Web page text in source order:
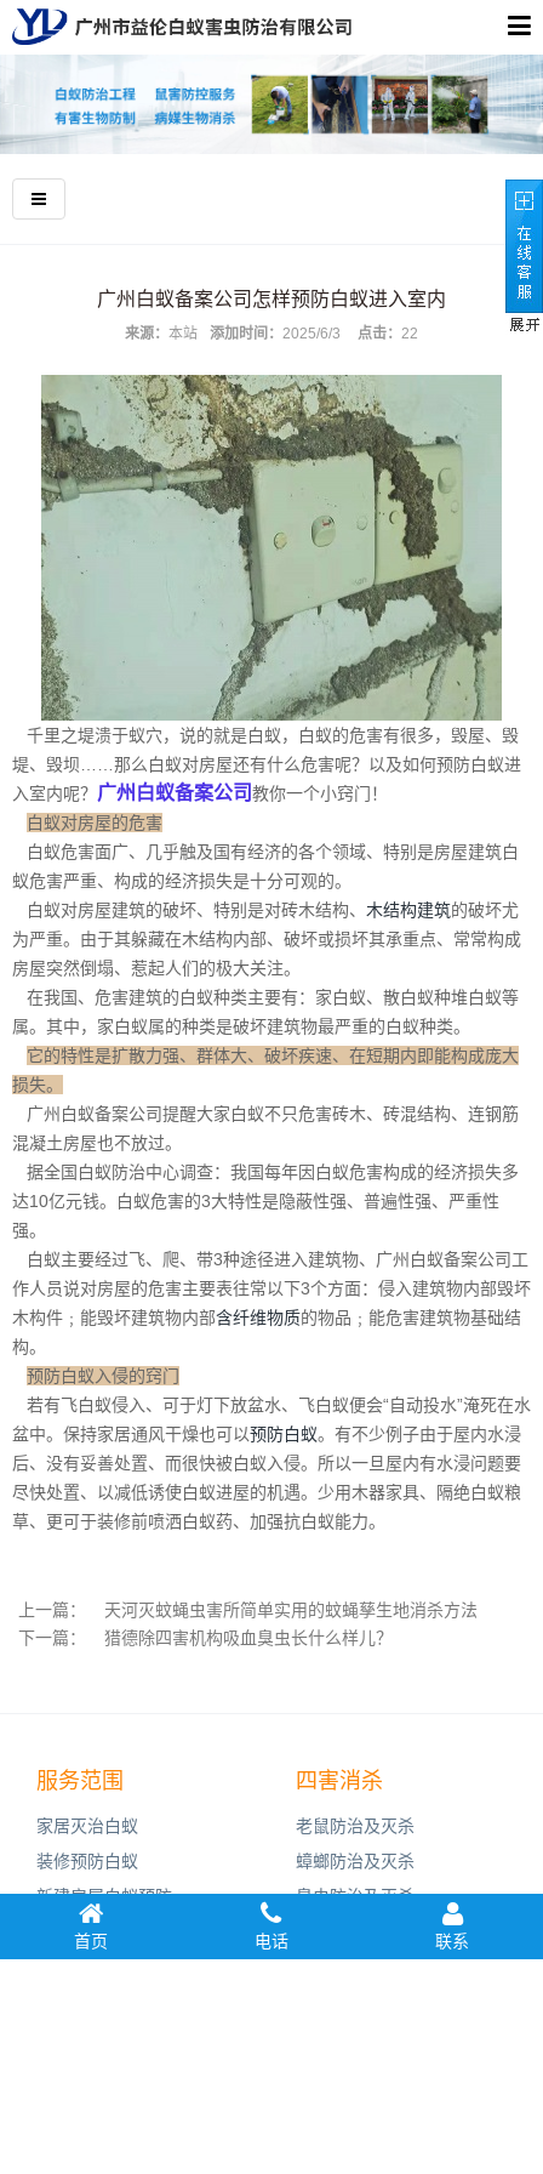
广州白蚁备案公司怎样预防白蚁进入室内
来源： 本站 添加时间： 2025/6/3 点击： 22
千里之堤溃于蚁穴，说的就是白蚁，白蚁的危害有很多，毁屋、毁
堤、毁坝……那么白蚁对房屋还有什么危害呢？以及如何预防白蚁进
入室内呢？ 广州白蚁备案公司教你一个小窍门！
白蚁对房屋的危害
白蚁危害面广、几乎触及国有经济的各个领域、特别是房屋建筑白
蚁危害严重、构成的经济损失是十分可观的。
白蚁对房屋建筑的破坏、特别是对砖木结构、 木结构建筑的破坏尤
为严重。由于其躲藏在木结构内部、破坏或损坏其承重点、常常构成
房屋突然倒塌、惹起人们的极大关注。
在我国、危害建筑的白蚁种类主要有：家白蚁、散白蚁种堆白蚁等
属。其中，家白蚁属的种类是破坏建筑物最严重的白蚁种类。
它的特性是扩散力强、群体大、破坏疾速、在短期内即能构成庞大
损失。
广州白蚁备案公司提醒大家白蚁不只危害砖木、砖混结构、连钢筋
混凝土房屋也不放过。
据全国白蚁防治中心调查：我国每年因白蚁危害构成的经济损失多
达10亿元钱。白蚁危害的3大特性是隐蔽性强、普遍性强、严重性
强。
白蚁主要经过飞、爬、带3种途径进入建筑物、广州白蚁备案公司工
作人员说对房屋的危害主要表往常以下3个方面：侵入建筑物内部毁坏
木构件﹔能毁坏建筑物内部含纤维物质的物品﹔能危害建筑物基础结
构。
预防白蚁入侵的窍门
若有飞白蚁侵入、可于灯下放盆水、飞白蚁便会“自动投水”淹死在水
盆中。保持家居通风干燥也可以预防白蚁。有不少例子由于屋内水浸
后、没有妥善处置、而很快被白蚁入侵。所以一旦屋内有水浸问题要
尽快处置、以减低诱使白蚁进屋的机遇。少用木器家具、隔绝白蚁粮
草、更可于装修前喷洒白蚁药、加强抗白蚁能力。
上一篇：
天河灭蚊蝇虫害所简单实用的蚊蝇孳生地消杀方法
下一篇：
猎德除四害机构吸血臭虫长什么样儿？
服务范围
家居灭治白蚁
装修预防白蚁
新建房屋白蚁预防
杀虫灭鼠工程
四害消杀
老鼠防治及灭杀
蟑螂防治及灭杀
臭虫防治及灭杀
首页 电话 联系